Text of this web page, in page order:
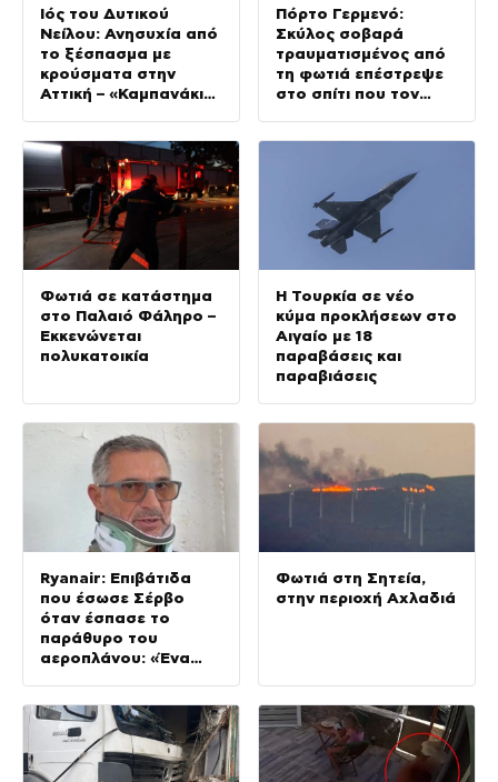
Ιός του Δυτικού
Νείλου: Ανησυχία από
το ξέσπασμα με
κρούσματα στην
Αττική – «Καμπανάκι»
την προστασία της
δημόσιας υγείας
Πόρτο Γερμενό:
Σκύλος σοβαρά
τραυματισμένος από
τη φωτιά επέστρεψε
στο σπίτι που τον
Φωτιά σε κατάστημα
στο Παλαιό Φάληρο –
Εκκενώνεται
πολυκατοικία
Η Τουρκία σε νέο
κύμα προκλήσεων στο
Αιγαίο με 18
παραβάσεις και
παραβιάσεις
Ryanair: Επιβάτιδα
που έσωσε Σέρβο
όταν έσπασε το
παράθυρο του
αεροπλάνου: «Ένα
σαν πλαστελίνη»
Φωτιά στη Σητεία,
στην περιοχή Αχλαδιά